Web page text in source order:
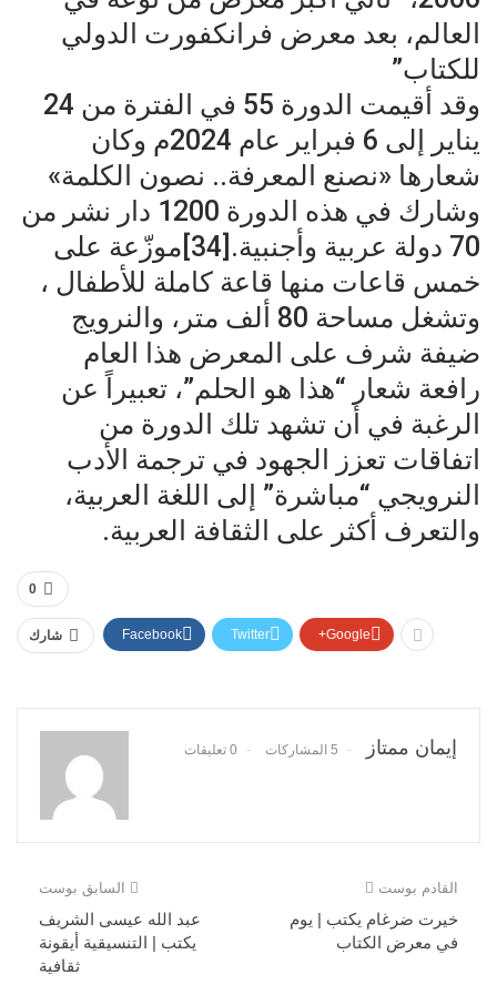
العالم، بعد معرض فرانكفورت الدولي
للكتاب”
وقد أقيمت الدورة 55 في الفترة من 24
يناير إلى 6 فبراير عام 2024م وكان
شعارها «نصنع المعرفة.. نصون الكلمة»
وشارك في هذه الدورة 1200 دار نشر من
70 دولة عربية وأجنبية.[34]موزّعة على
خمس قاعات منها قاعة كاملة للأطفال ،
وتشغل مساحة 80 ألف متر، والنرويج
ضيفة شرف على المعرض هذا العام
رافعة شعار “هذا هو الحلم”، تعبيراً عن
الرغبة في أن تشهد تلك الدورة من
اتفاقات تعزز الجهود في ترجمة الأدب
النرويجي “مباشرة” إلى اللغة العربية،
والتعرف أكثر على الثقافة العربية.
0
شارك Facebook Twitter Google+
إيمان ممتاز 5 المشاركات 0 تعليقات
السابق بوست
عبد الله عيسى الشريف
يكتب | التنسيقية أيقونة
ثقافية
القادم بوست
خيرت ضرغام يكتب | يوم
في معرض الكتاب